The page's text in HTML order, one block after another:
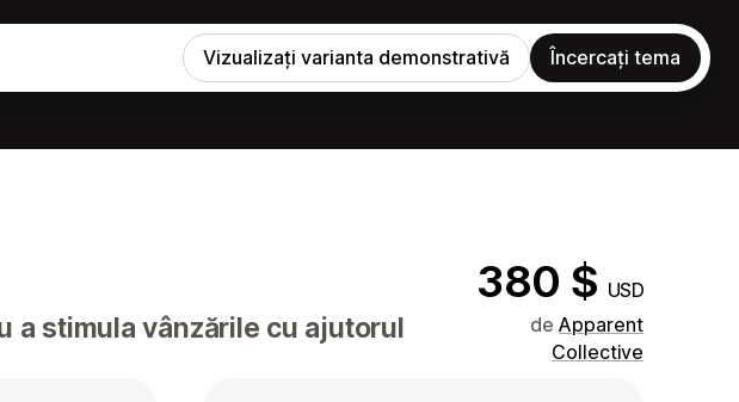
Vizualizați varianta demonstrativă Încercați tema
380 $ USD
a stimula vânzările cu ajutorul
de Apparent
Collective